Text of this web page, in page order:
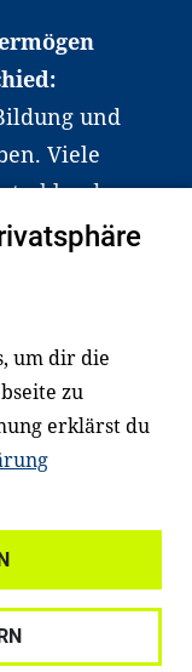
und
Viele
dabei.
wir eng
um dir die
zu
erklärst du